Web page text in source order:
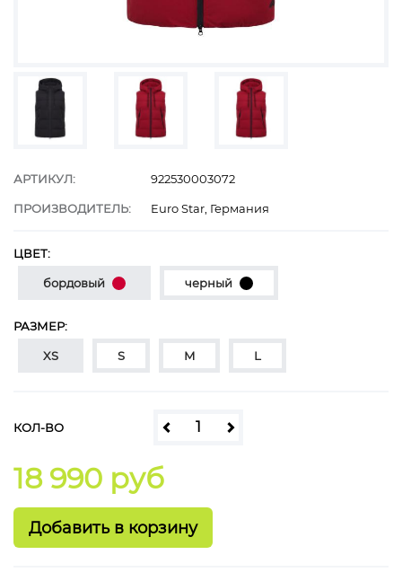
АРТИКУЛ: 922530003072
ПРОИЗВОДИТЕЛЬ: Euro Star, Германия
ЦВЕТ:
бордовый черный
РАЗМЕР:
XS S M L
КОЛ-ВО
18 990 руб